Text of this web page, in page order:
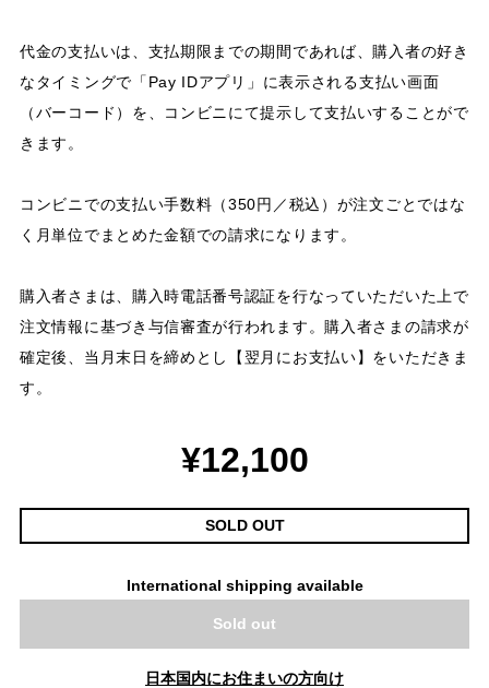
代金の支払いは、支払期限までの期間であれば、購入者の好き
なタイミングで「Pay IDアプリ」に表示される支払い画面
（バーコード）を、コンビニにて提示して支払いすることがで
きます。
コンビニでの支払い手数料（350円／税込）が注文ごとではな
く月単位でまとめた金額での請求になります。
購入者さまは、購入時電話番号認証を行なっていただいた上で
注文情報に基づき与信審査が行われます。購入者さまの請求が
確定後、当月末日を締めとし【翌月にお支払い】をいただきま
す。
¥12,100
SOLD OUT
International shipping available
Sold out
日本国内にお住まいの方向け